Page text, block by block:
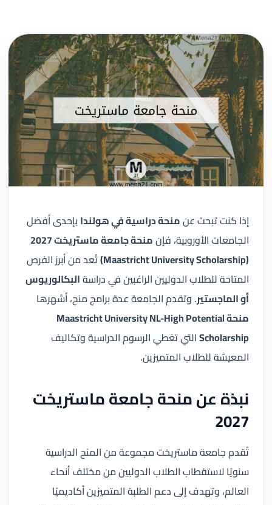
إذا كنت تبحث عنمنحة دراسية في هولندا بإحدى أفضل
الجامعات الأوروبية، فإن
منحة جامعة ماستريخت 2027
(Maastricht University Scholarship)
تُعد من أبرز الفرص
المتاحة للطلاب الدوليين الراغبين في دراسةالبكالوريوس
أو الماجستير. وتقدم الجامعة عدة برامج منح، أشهرها
منحة Maastricht University NL-High Potential
Scholarshipالتي تغطي الرسوم الدراسية وتكاليف
المعيشة للطلاب المتميزين.
نبذة عن منحة جامعة ماستريخت
2027
تُقدم جامعة ماستريخت مجموعة من المنح الدراسية
سنويًا لاستقطاب الطلاب الدوليين من مختلف أنحاء
العالم، وتهدف إلى دعم الطلبة المتميزين أكاديميًا